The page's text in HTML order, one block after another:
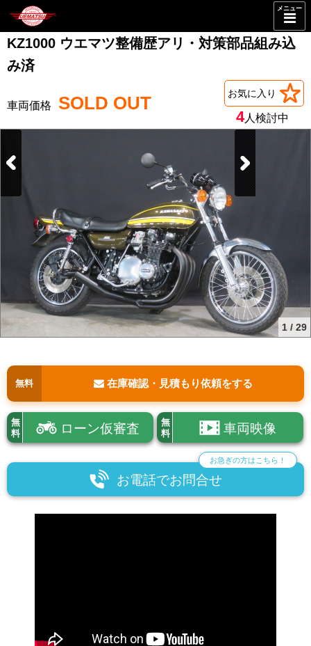
メニュー
KZ1000 ウエマツ整備歴アリ・対策部品組み込
み済
SOLD OUT お気に入り
4人検討中
1 / 29
無料 在庫確認・見積もり依頼をする
無
料
ローン仮審査
無
料
車両映像
お電話でお問合せ
お急ぎの方はこちら！